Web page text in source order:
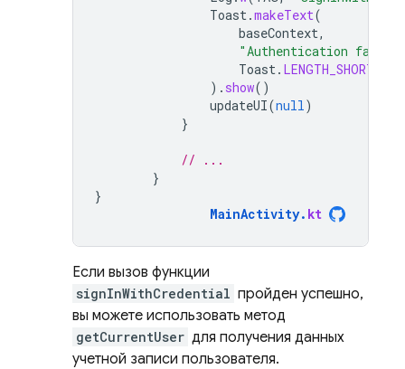
Toast.makeText(
baseContext,
"Authentication
Toast. LENGTH_SHORT
). show()
updateUI(null)
}
// ...
}
}
MainActivity. kt
Если вызов функции
signInWithCredential пройден успешно,
вы можете использовать метод
getCurrentUser для получения данных
учетной записи пользователя.